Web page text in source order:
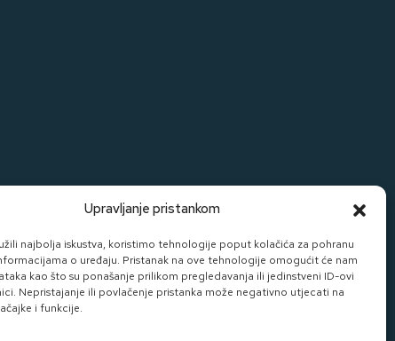
Upravljanje pristankom
najbolja iskustva, koristimo tehnologije poput kolačića za pohranu
o uređaju. Pristanak na ove tehnologije omogućit će nam
kao što su ponašanje prilikom pregledavanja ili jedinstveni ID-ovi
Nepristajanje ili povlačenje pristanka može negativno utjecati na
i funkcije.